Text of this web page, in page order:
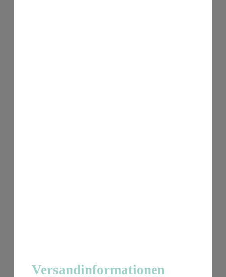
Versandinformationen